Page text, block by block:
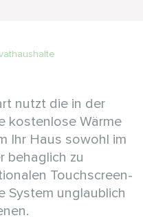
nutzt die in der
kostenlose Wärme
Ihr Haus sowohl im
behaglich zu
Touchscreen-
System unglaublich